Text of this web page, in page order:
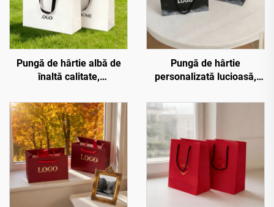
Pungă de hârtie albă de
înaltă calitate,
lux imprimat, ambalaj
pentru bijuterii și
îmbrăcăminte, cadou
Pungă de hârtie
personalizată lucioasă,
în relief cald, cu cordoane,
pentru cadou, pungă de
cosmetică, cumpărături
boutique, pungi
personalizate